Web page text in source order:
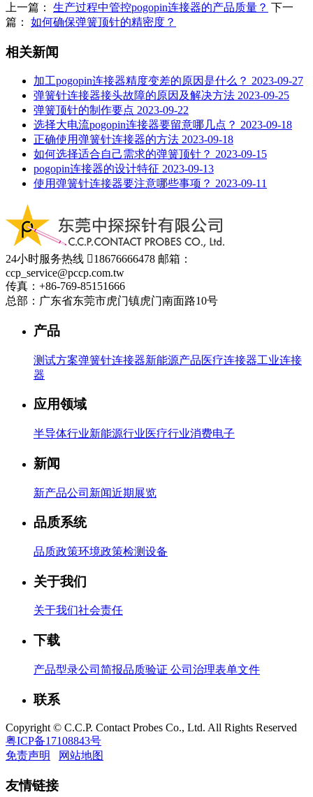
上一篇： 生产过程中管控pogopin连接器的产品质量？ 下一
篇： 如何确保弹簧顶针的精密度？
相关新闻
加工pogopin连接器精度变差的原因是什么？ 2023-09-27
弹簧针连接器接头故障的原因及解决方法 2023-09-25
弹簧顶针的制作要点 2023-09-22
选择大电流pogopin连接器要留意哪几点？ 2023-09-18
正确使用弹簧针连接器的方法 2023-09-18
如何选择适合自己需求的弹簧顶针？ 2023-09-15
pogopin连接器的设计特征 2023-09-13
使用弹簧针连接器要注意哪些事项？ 2023-09-11
24小时服务热线 18676666478 邮箱：
ccp_service@pccp.com.tw
传真：+86-769-85151666
总部：广东省东莞市虎门镇虎门南面路10号
产品
测试方案弹簧针连接器新能源产品医疗连接器工业连接
器
应用领域
半导体行业新能源行业医疗行业消费电子
新闻
新产品公司新闻近期展览
品质系统
品质政策环境政策检测设备
关于我们
关于我们社会责任
下载
产品型录公司简报品质验证 公司治理表单文件
联系
Copyright © C.C.P. Contact Probes Co., Ltd. All Rights Reserved
粤ICP备17108843号
免责声明
网站地图
友情链接